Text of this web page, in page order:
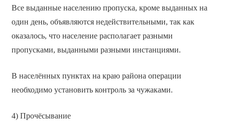
Все выданные населению пропуска, кроме выданных на
один день, объявляются недействительными, так как
оказалось, что население располагает разными
пропусками, выданными разными инстанциями.
В населённых пунктах на краю района операции
необходимо установить контроль за чужаками.
4) Прочёсывание